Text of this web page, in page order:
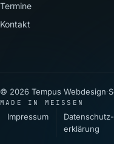
Termine
Kontakt
© 2026 Tempus Webdesign·
MADE IN MEISSEN
Impressum
Datenschutz­
erklärung